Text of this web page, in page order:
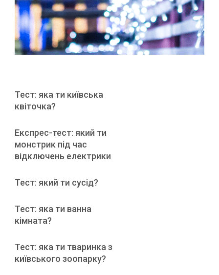
Тест: яка ти київська
квіточка?
Експрес-тест: який ти
монстрик під час
відключень електрики
Тест: який ти сусід?
Тест: яка ти ванна
кімната?
Тест: яка ти тваринка з
київського зоопарку?